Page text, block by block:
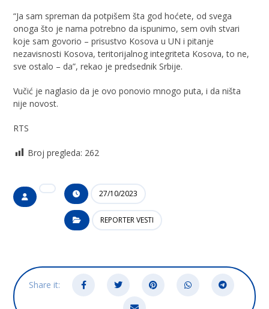
“Ja sam spreman da potpišem šta god hoćete, od svega
onoga što je nama potrebno da ispunimo, sem ovih stvari
koje sam govorio – prisustvo Kosova u UN i pitanje
nezavisnosti Kosova, teritorijalnog integriteta Kosova, to ne,
sve ostalo – da”, rekao je predsednik Srbije.
Vučić je naglasio da je ovo ponovio mnogo puta, i da ništa
nije novost.
RTS
Broj pregleda: 262
27/10/2023
REPORTER VESTI